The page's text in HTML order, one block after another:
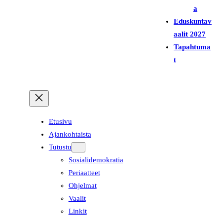
a
Eduskuntav
aalit 2027
Tapahtuma
t
Etusivu
Ajankohtaista
Tutustu
Sosialidemokratia
Periaatteet
Ohjelmat
Vaalit
Linkit